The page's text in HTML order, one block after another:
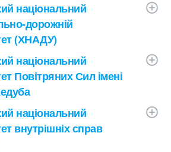
національний
дорожній
(ХНАДУ)
національний
Повітряних Сил імені
національний
внутрішніх справ